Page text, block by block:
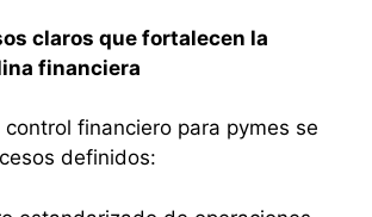
claros que fortalecen la
financiera
financiero para pymes se
definidos: